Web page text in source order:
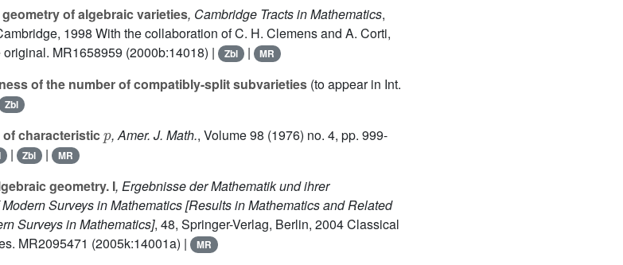
of algebraic varieties, Cambridge Tracts in Mathematics,
1998 With the collaboration of C. H. Clemens and A. Corti,
MR1658959 (2000b:14018) |
Zbl | MR
of the number of compatibly-split subvarieties (to appear in Int.
Zbl
characteristic , Amer. J. Math., Volume 98 (1976) no. 4, pp. 999-
| Zbl | MR
geometry. I, Ergebnisse der Mathematik und ihrer
Surveys in Mathematics [Results in Mathematics and Related
Surveys in Mathematics], 48, Springer-Verlag, Berlin, 2004 Classical
MR2095471 (2005k:14001a) |
MR